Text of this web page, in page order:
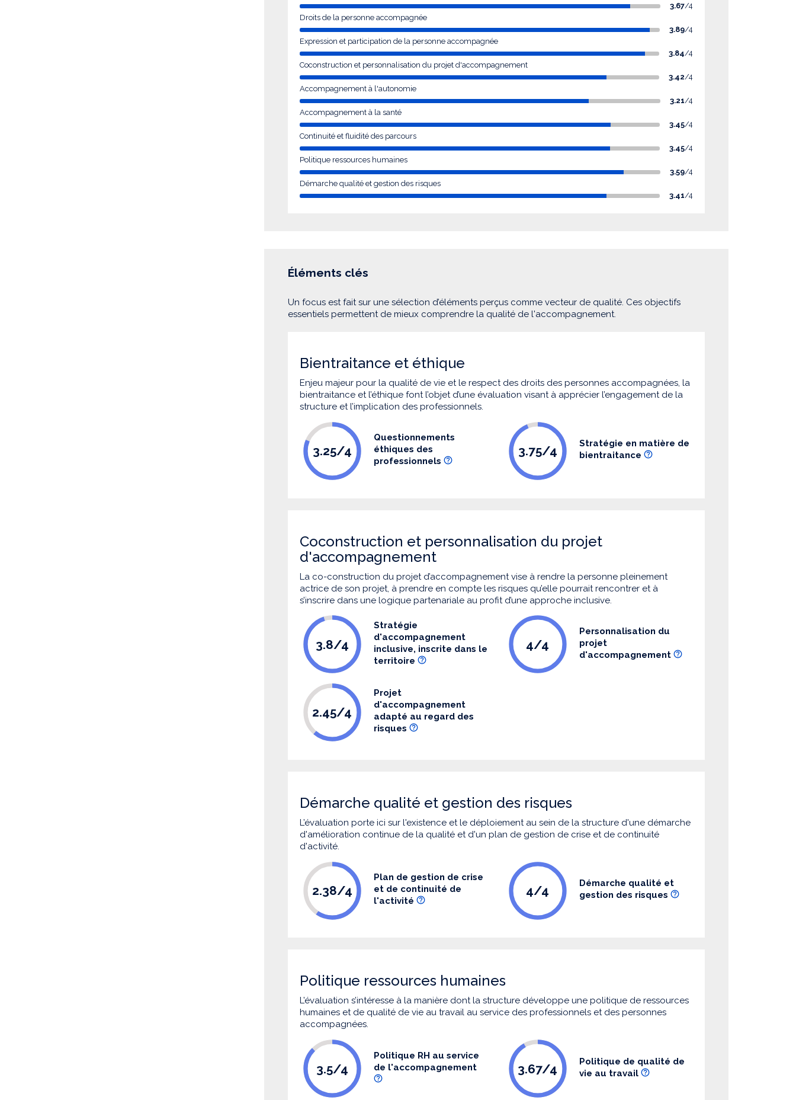
3.67/4
Droits de la personne accompagnée
3.89/4
Expression et participation de la personne accompagnée
3.84/4
Coconstruction et personnalisation du projet d'accompagnement
3.42/4
Accompagnement à l'autonomie
3.21/4
Accompagnement à la santé
3.45/4
Continuité et fluidité des parcours
3.45/4
Politique ressources humaines
3.59/4
Démarche qualité et gestion des risques
3.41/4
Éléments clés
Un focus est fait sur une sélection d’éléments perçus comme vecteur de qualité. Ces objectifs
essentiels permettent de mieux comprendre la qualité de l'accompagnement.
Bientraitance et éthique
Enjeu majeur pour la qualité de vie et le respect des droits des personnes accompagnées, la
bientraitance et l’éthique font l’objet d’une évaluation visant à apprécier l’engagement de la
structure et l’implication des professionnels.
3.25/4
Questionnements
éthiques des
professionnels
3.75/4
Stratégie en matière de
bientraitance
Coconstruction et personnalisation du projet
d'accompagnement
La co-construction du projet d’accompagnement vise à rendre la personne pleinement
actrice de son projet, à prendre en compte les risques qu’elle pourrait rencontrer et à
s’inscrire dans une logique partenariale au profit d’une approche inclusive.
3.8/4
Stratégie
d'accompagnement
inclusive, inscrite dans le
territoire
4/4
Personnalisation du
projet
d'accompagnement
2.45/4
Projet
d'accompagnement
adapté au regard des
risques
Démarche qualité et gestion des risques
L’évaluation porte ici sur l'existence et le déploiement au sein de la structure d'une démarche
d'amélioration continue de la qualité et d'un plan de gestion de crise et de continuité
d'activité.
2.38/4
Plan de gestion de crise
et de continuité de
l'activité
4/4
Démarche qualité et
gestion des risques
Politique ressources humaines
L’évaluation s’intéresse à la manière dont la structure développe une politique de ressources
humaines et de qualité de vie au travail au service des professionnels et des personnes
accompagnées.
3.5/4
Politique RH au service
de l'accompagnement
3.67/4
Politique de qualité de
vie au travail